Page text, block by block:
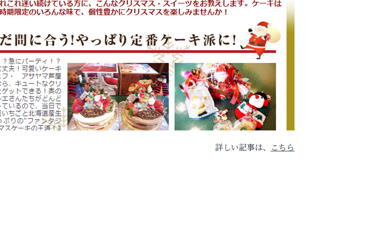
詳しい記事は、 こちら